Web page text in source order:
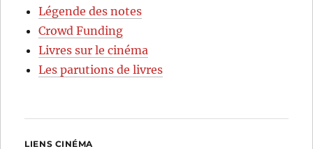
Légende des notes
Crowd Funding
Livres sur le cinéma
Les parutions de livres
LIENS CINÉMA